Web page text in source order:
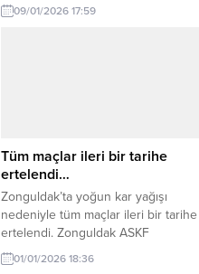
09/01/2026 17:59
Tüm maçlar ileri bir tarihe
ertelendi…
Zonguldak’ta yoğun kar yağışı
nedeniyle tüm maçlar ileri bir tarihe
ertelendi. Zonguldak ASKF
yönetimi, Zonguldak’ta yoğun kar
yağışı ve sahaların karla kaplı
01/01/2026 18:36